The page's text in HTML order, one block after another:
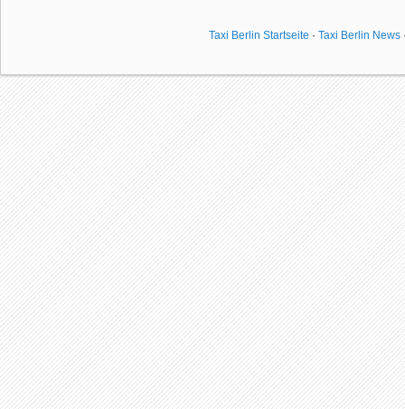
Taxi Berlin Startseite ·Taxi Berlin News